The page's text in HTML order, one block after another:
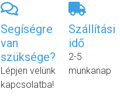
Segíségre
van
szüksége?
Lépjen velünk
kapcsolatba!
Szállítási
idő
2-5
munkanap